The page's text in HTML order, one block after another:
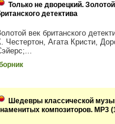
Только не дворецкий.
детектива
век британского
Честертон, Агата Кристи,
Шедевры классической
композиторов. MP3